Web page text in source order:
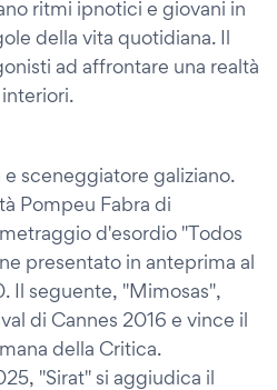
ritmi ipnotici e giovani in
della vita quotidiana. Il
ad affrontare una realtà
sceneggiatore galiziano.
Pompeu Fabra di
d'esordio "Todos
presentato in anteprima al
Il seguente, "Mimosas",
di Cannes 2016 e vince il
della Critica.
"Sirat" si aggiudica il